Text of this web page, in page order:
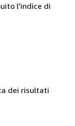
l'indice di
dei risultati